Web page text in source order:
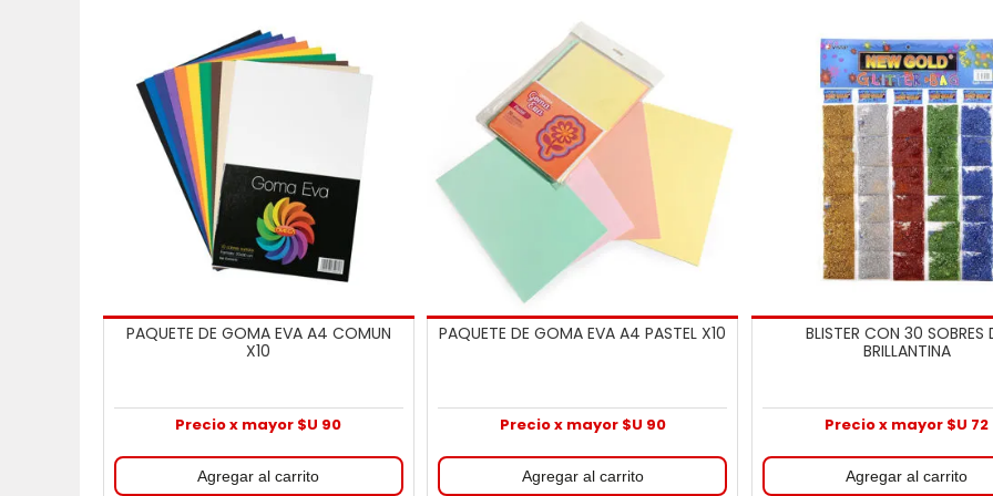
PAQUETE DE GOMA EVA A4 COMUN
X10
Precio x mayor $U 90
PAQUETE DE GOMA EVA A4 PASTEL X10
Precio x mayor $U 90
BLISTER CON 30 SOBRES
BRILLANTINA
Precio x mayor $U 72